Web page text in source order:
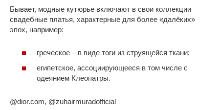
Бывает, модные кутюрье включают в свои коллекции
свадебные платья, характерные для более «далёких»
эпох, например:
греческое – в виде тоги из струящейся ткани;
египетское, ассоциирующееся в том числе с
одеянием Клеопатры.
@dior.com, @zuhairmuradofficial